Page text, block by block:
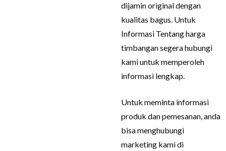
dijamin original dengan
kualitas bagus. Untuk
Informasi Tentang harga
timbangan segera hubungi
kami untuk memperoleh
informasi lengkap.
Untuk meminta informasi
produk dan pemesanan, anda
bisa menghubungi
marketing kami di